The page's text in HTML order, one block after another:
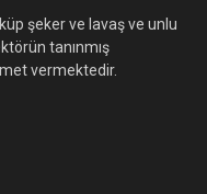
şeker ve lavaş ve unlu
tanınmış
vermektedir.